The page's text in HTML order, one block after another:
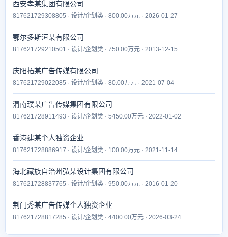
西安孝某集团有限公司
817621729308805 · 设计/企划类 · 800.00万元 · 2026-01-27
鄂尔多斯洹某有限公司
817621729210501 · 设计/企划类 · 750.00万元 · 2013-12-15
庆阳拓某广告传媒有限公司
817621729022085 · 设计/企划类 · 80.00万元 · 2021-07-04
渭南璞某广告传媒集团有限公司
817621728911493 · 设计/企划类 · 5450.00万元 · 2022-01-02
香港建某个人独资企业
817621728886917 · 设计/企划类 · 100.00万元 · 2021-11-14
海北藏族自治州弘某设计集团有限公司
817621728837765 · 设计/企划类 · 950.00万元 · 2016-01-20
荆门秀某广告传媒个人独资企业
817621728817285 · 设计/企划类 · 4400.00万元 · 2026-03-24